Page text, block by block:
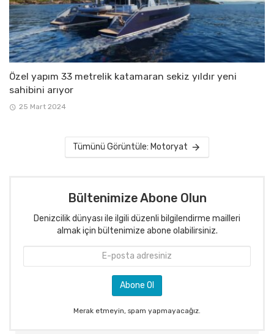
Özel yapım 33 metrelik katamaran sekiz yıldır yeni
sahibini arıyor
25 Mart 2024
Tümünü Görüntüle: Motoryat
Bültenimize Abone Olun
Denizcilik dünyası ile ilgili düzenli bilgilendirme mailleri
almak için bültenimize abone olabilirsiniz.
Merak etmeyin, spam yapmayacağız.